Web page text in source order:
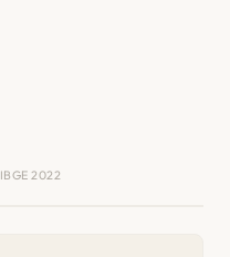
IBGE 2022